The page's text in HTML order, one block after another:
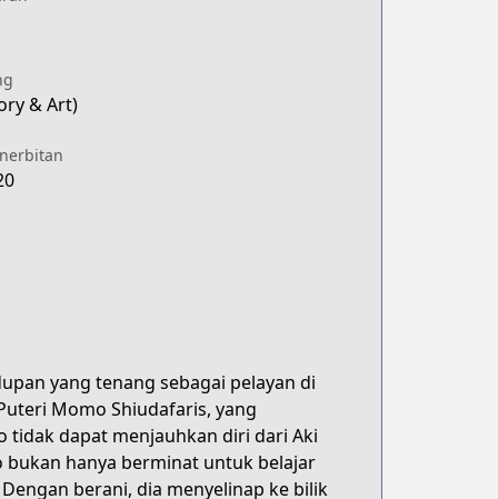
& Art)
yang tenang sebagai pelayan di
Momo Shiudafaris, yang
tidak dapat menjauhkan diri dari Aki
hanya berminat untuk belajar
berani, dia menyelinap ke bilik